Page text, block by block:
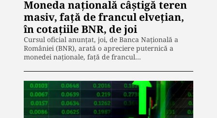
Moneda națională câștigă teren
masiv, față de francul elvețian,
în cotațiile BNR, de joi
Cursul oficial anunțat, joi, de Banca Naţională a
României (BNR), arată o apreciere puternică a
monedei naționale, față de francul…